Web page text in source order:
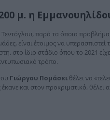
μ. η
παρά τα όποια
είναι έτοιμος να
στο ίδιο στάδιο όπου το 2021
τρόπο.
Γιώργου Πομάσκι θέλει να
και στον προκριματικό,